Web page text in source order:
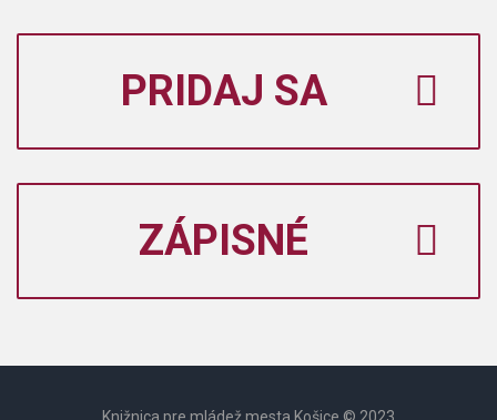
PRIDAJ SA
ZÁPISNÉ
Knižnica pre mládež mesta Košice © 2023